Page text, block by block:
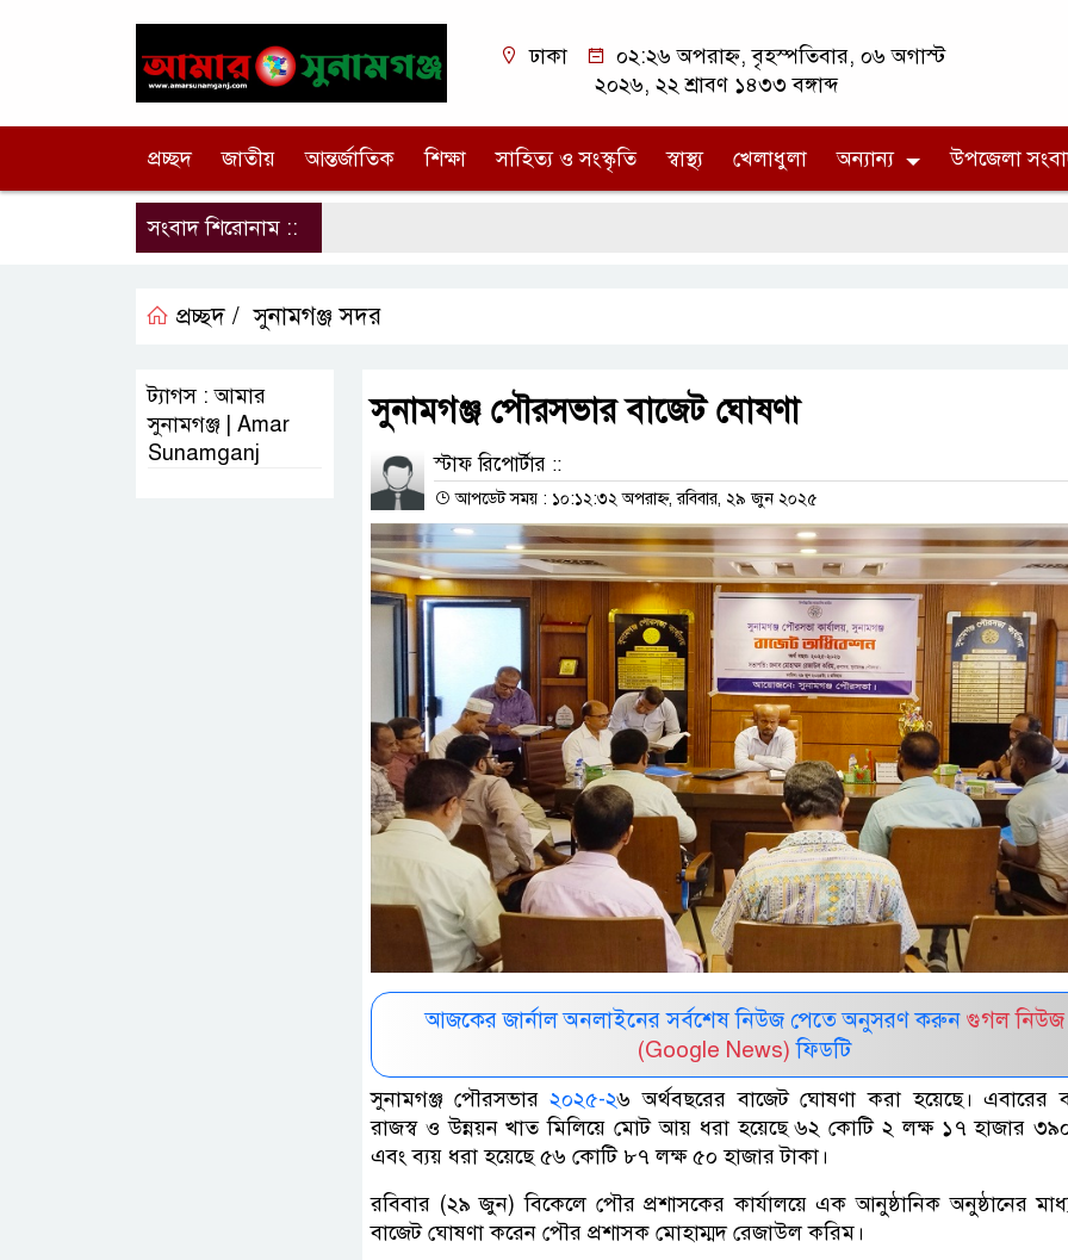
ঢাকা
০২:২৬ অপরাহ্ন, বৃহস্পতিবার, ০৬ অগাস্ট
২০২৬, ২২ শ্রাবণ ১৪৩৩ বঙ্গাব্দ
প্রচ্ছদ জাতীয় আন্তর্জাতিক শিক্ষা সাহিত্য ও সংস্কৃতি স্বাস্থ্য খেলাধুলা অন্যান্য উপজেলা
সংবাদ শিরোনাম ::
প্রচ্ছদ / সুনামগঞ্জ সদর
সুনামগঞ্জ পৌরসভার বাজেট ঘোষণা
স্টাফ রিপোর্টার ::
আপডেট সময় : ১০:১২:৩২ অপরাহ্ন, রবিবার, ২৯ জুন ২০২৫
আজকের জার্নাল অনলাইনের সর্বশেষ নিউজ পেতে অনুসরণ করুন গুগল নিউজ
(Google News) ফিডটি
সুনামগঞ্জ পৌরসভার২০২৫-২৬ অর্থবছরের বাজেট ঘোষণা করা হয়েছে। এবারের
রাজস্ব ও উন্নয়ন খাত মিলিয়ে মোট আয় ধরা হয়েছে ৬২ কোটি ২ লক্ষ ১৭ হাজার
এবং ব্যয় ধরা হয়েছে ৫৬ কোটি ৮৭ লক্ষ ৫০ হাজার টাকা।
রবিবার (২৯ জুন) বিকেলে পৌর প্রশাসকের কার্যালয়ে এক আনুষ্ঠানিক অনুষ্ঠানের
বাজেট ঘোষণা করেন পৌর প্রশাসক মোহাম্মদ রেজাউল করিম।
ট্যাগস : আমার
সুনামগঞ্জ | Amar
Sunamganj